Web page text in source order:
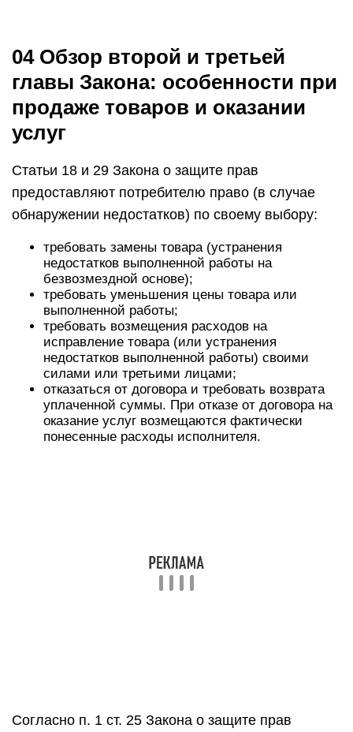
04 Обзор второй и третьей
главы Закона: особенности при
продаже товаров и оказании
услуг
Статьи 18 и 29 Закона о защите прав
предоставляют потребителю право (в случае
обнаружении недостатков) по своему выбору:
требовать замены товара (устранения
недостатков выполненной работы на
безвозмездной основе);
требовать уменьшения цены товара или
выполненной работы;
требовать возмещения расходов на
исправление товара (или устранения
недостатков выполненной работы) своими
силами или третьими лицами;
отказаться от договора и требовать возврата
уплаченной суммы. При отказе от договора на
оказание услуг возмещаются фактически
понесенные расходы исполнителя.
Согласно п. 1 ст. 25 Закона о защите прав